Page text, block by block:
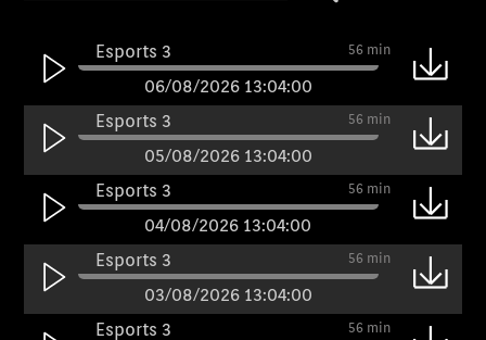
Esports 3 56 min
06/08/2026 13:04:00
Esports 3
56 min
05/08/2026 13:04:00
Esports 3
56 min
04/08/2026 13:04:00
Esports 3
56 min
03/08/2026 13:04:00
Esports 3
56 min